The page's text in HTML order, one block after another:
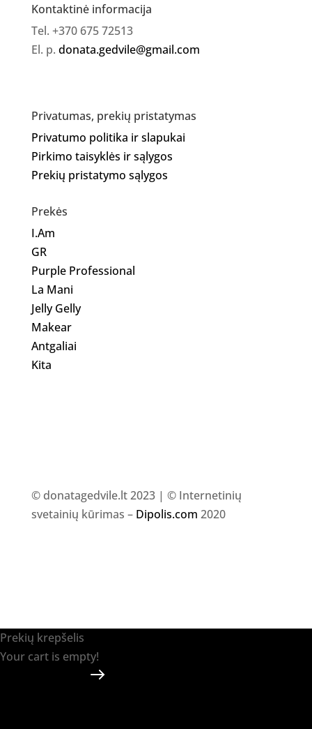
Kontaktinė informacija
Tel. +370 675 72513
El. p. donata.gedvile@gmail.com
Privatumas, prekių pristatymas
Privatumo politika ir slapukai
Pirkimo taisyklės ir sąlygos
Prekių pristatymo sąlygos
Prekės
I.Am
GR
Purple Professional
La Mani
Jelly Gelly
Makear
Antgaliai
Kita
© donatagedvile.lt 2023 | © Internetinių
svetainių kūrimas – Dipolis.com 2020
Prekių krepšelis
Your cart is empty!